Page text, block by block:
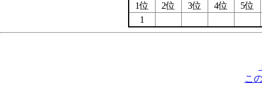
1位
2位 3位 4位
5位
1
こ